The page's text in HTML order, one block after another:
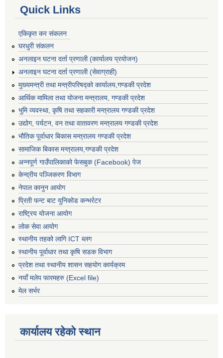
Quick Links
एकिकृत कर संकलन
घरधुरी संकलन
अनलाइन घटना दर्ता प्रणाली (कार्यालय प्रयोजन)
अनलाइन घटना दर्ता प्रणाली (सेवाग्राही)
मुख्यमन्त्री तथा मन्त्रीपरिषद्को कार्यालय,गण्डकी प्रदेश
आर्थिक मामिला तथा योजना मन्त्रालय, गण्डकी प्रदेश
भुमि व्यवस्था, कृषि तथा सहकारी मन्त्रालय गण्डकी प्रदेश
उद्योग, पर्यटन, वन तथा वातावरण मन्त्रालय गण्डकी प्रदेश
भौतिक पूर्वाधार बिकास मन्त्रालय गण्डकी प्रदेश
सामाजिक बिकास मन्त्रालय,गण्डकी प्रदेश
अन्नपूर्ण गाउँपालिकाको फेसबुक (Facebook) पेज
केन्द्रीय पञ्जिकरण विभाग
नेपाल कानुन आयोग
प्रिती फन्ट बाट युनिकोड कन्भर्रटर
राष्ट्रिय योजना आयोग
लोक सेवा आयोग
स्थानीय तहको लागि ICT ब्लग
स्थानीय पूर्वाधार तथा कृषि सडक विभाग
प्रदेश तथा स्थानीय शासन सहयोग कार्यक्रम
नयाँ मलेप फारमहरु (Excel file)
मेल सर्भर
कार्यालय रहेको स्थान